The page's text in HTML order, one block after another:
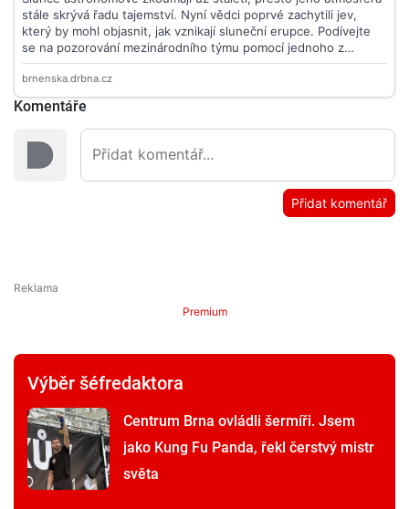
Komentáře
Přidat komentář
Premium
Výběr šéfredaktora
Centrum Brna ovládli šermíři. Jsem
jako Kung Fu Panda, řekl čerstvý mistr
světa